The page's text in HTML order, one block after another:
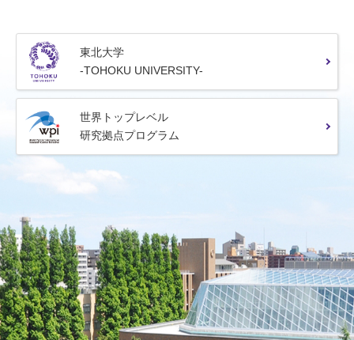
東北大学
-TOHOKU UNIVERSITY-
世界トップレベル
研究拠点プログラム